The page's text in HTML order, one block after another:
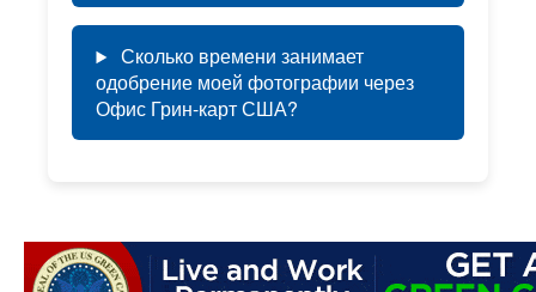
Сколько времени занимает
одобрение моей фотографии через
Офис Грин-карт США?